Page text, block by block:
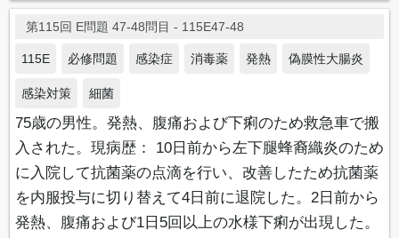
第115回 E問題 47-48問目 - 115E47-48
115E 必修問題 感染症 消毒薬 発熱 偽膜性大腸炎
感染対策 細菌
75歳の男性。発熱、腹痛および下痢のため救急車で搬
入された。現病歴： 10日前から左下腿蜂裔織炎のため
に入院して抗菌薬の点滴を行い、改善したため抗菌薬
を内服投与に切り替えて4日前に退院した。2日前から
発熱、腹痛および1日5回以上の水様下痢が出現した。